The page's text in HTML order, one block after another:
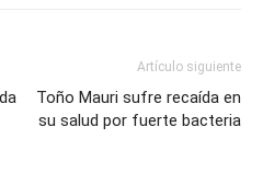
Artículo siguiente
Toño Mauri sufre recaída en
su salud por fuerte bacteria